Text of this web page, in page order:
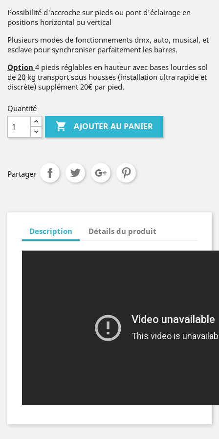
Possibilité d'accroche sur pieds ou pont d'éclairage en
positions horizontal ou vertical
Plusieurs modes de fonctionnements dmx, auto, musical, et
esclave pour synchroniser parfaitement les barres.
Option 4 pieds réglables en hauteur avec bases lourdes sol
de 20 kg transport sous housses (installation ultra rapide et
discrète) supplément 20€ par pied.
Quantité
 AJOUTER AU PANIER
Partager
Description Détails du produit